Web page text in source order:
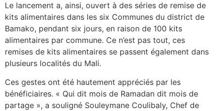
Le lancement a, ainsi, ouvert à des séries de remise de
kits alimentaires dans les six Communes du district de
Bamako, pendant six jours, en raison de 100 kits
alimentaires par commune. Ce n’est pas tout, ces
remises de kits alimentaires se passent également dans
plusieurs localités du Mali.
Ces gestes ont été hautement appréciés par les
bénéficiaires. « Qui dit mois de Ramadan dit mois de
partage », a souligné Souleymane Coulibaly, Chef de